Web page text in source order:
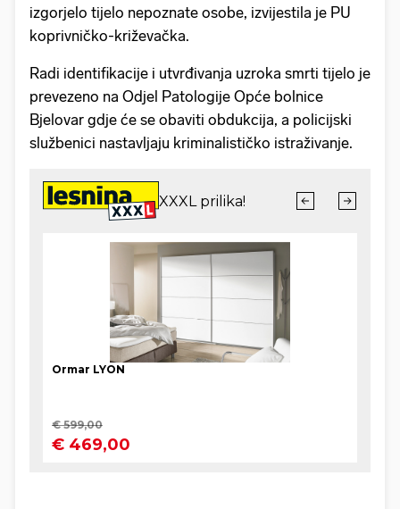
izgorjelo tijelo nepoznate osobe, izvijestila je PU
koprivničko-križevačka.
Radi identifikacije i utvrđivanja uzroka smrti tijelo je
prevezeno na Odjel Patologije Opće bolnice
Bjelovar gdje će se obaviti obdukcija, a policijski
službenici nastavljaju kriminalističko istraživanje.